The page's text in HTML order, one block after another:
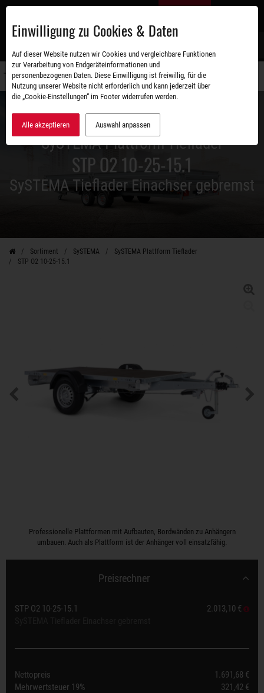
Zum
SySTEMA Plattform Tieflader
STP O2 10-25-15.1
SySTEMA Tieflader Einachser gebremst
Sortiment SySTEMA
SySTEMA Plattform Tieflader
STP O2 10-25-15.1
Professionelle Plattformen mit Aufbauten, Bordwänden zu Anhängern
umbauen. Auch als Plattform ist der Anhänger voll einsatzfähig.
Preisrechner
STP O2 10-25-15.1
2.013,10 €
Nettopreis
1.691,68 €
Mehrwertsteuer 19% 321,42 €
Einwilligung zu Cookies & Daten
Auf dieser Website nutzen wir Cookies und vergleichbare Funktionen
zur Verarbeitung von Endgeräteinformationen und
personenbezogenen Daten. Diese Einwilligung ist freiwillig, für die
Nutzung unserer Website nicht erforderlich und kann jederzeit über
die „Cookie-Einstellungen“ im Footer widerrufen werden.
Alle akzeptieren Auswahl anpassen